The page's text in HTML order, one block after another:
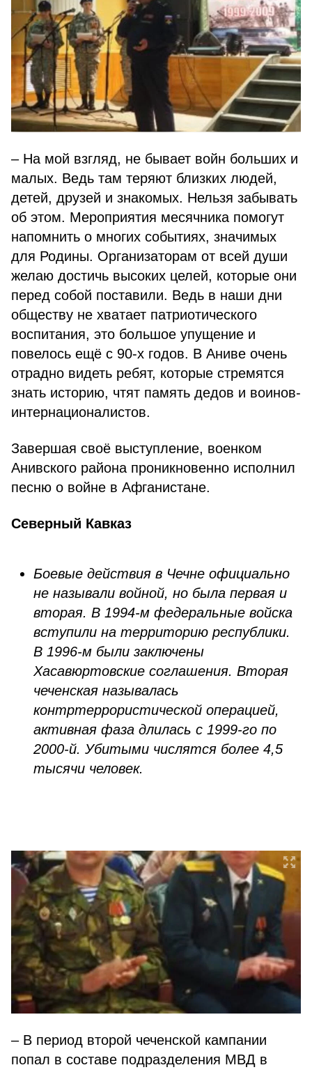
– На мой взгляд, не бывает войн больших и
малых. Ведь там теряют близких людей,
детей, друзей и знакомых. Нельзя забывать
об этом. Мероприятия месячника помогут
напомнить о многих событиях, значимых
для Родины. Организаторам от всей души
желаю достичь высоких целей, которые они
перед собой поставили. Ведь в наши дни
обществу не хватает патриотического
воспитания, это большое упущение и
повелось ещё с 90-х годов. В Аниве очень
отрадно видеть ребят, которые стремятся
знать историю, чтят память дедов и воинов-
интернационалистов.
Завершая своё выступление, военком
Анивского района проникновенно исполнил
песню о войне в Афганистане.
Северный Кавказ
Боевые действия в Чечне официально
не называли войной, но была первая и
вторая. В 1994-м федеральные войска
вступили на территорию республики.
В 1996-м были заключены
Хасавюртовские соглашения. Вторая
чеченская называлась
контртеррористической операцией,
активная фаза длилась с 1999-го по
2000-й. Убитыми числятся более 4,5
тысячи человек.
– В период второй чеченской кампании
попал в составе подразделения МВД в